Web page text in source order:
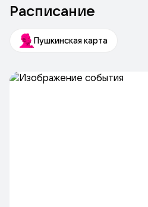
центров уличного искусства в
Первая в Москве галерея стрит-
лекции, выставки, спектакли,
ЦГК объединяет в себе
Расписание
Пушкинская карта